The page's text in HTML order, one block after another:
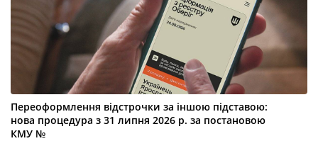
Переоформлення відстрочки за іншою підставою:
нова процедура з 31 липня 2026 р. за постановою
КМУ №